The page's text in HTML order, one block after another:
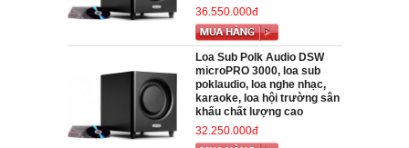
36.550.000đ
Loa Sub Polk Audio DSW
microPRO 3000, loa sub
poklaudio, loa nghe nhạc,
karaoke, loa hội trường sân
khấu chất lượng cao
32.250.000đ